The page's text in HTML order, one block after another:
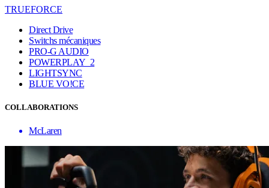
TRUEFORCE
Direct Drive
Switchs mécaniques
PRO-G AUDIO
POWERPLAY 2
LIGHTSYNC
BLUE VO!CE
COLLABORATIONS
McLaren